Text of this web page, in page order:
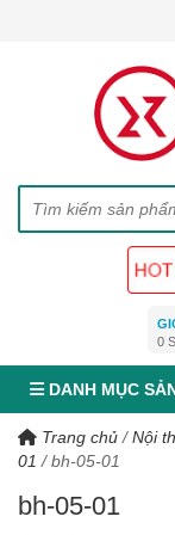
0
DANH MỤC
Trang chủ /Nội
01 /bh-05-01
bh-05-01